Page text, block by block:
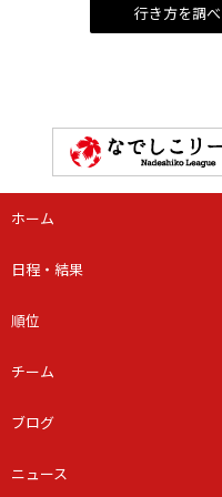
行き方を調
ホーム
日程・結果
順位
チーム
ブログ
ニュース